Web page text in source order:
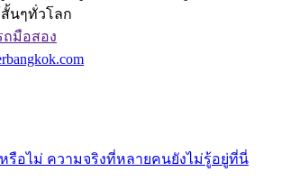
นๆทั่วโลก
ถมือสอง
รือไม่ ความจริงที่หลายคนยังไม่รู้อยู่ที่นี่